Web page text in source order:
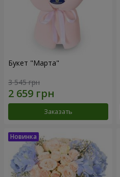
Букет "Марта"
3 545 грн
Заказать